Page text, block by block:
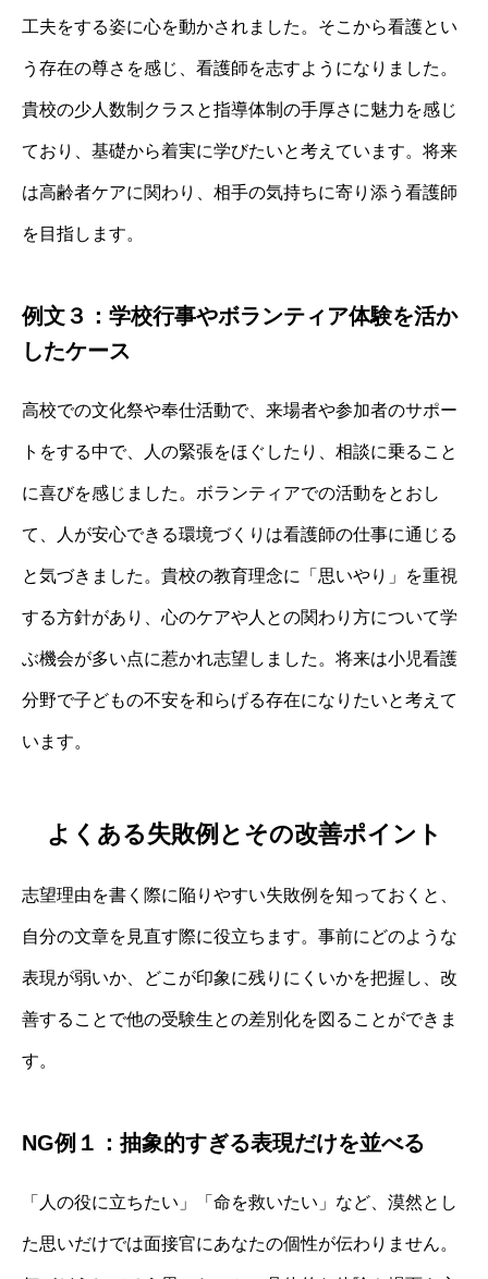
工夫をする姿に心を動かされました。そこから看護とい
う存在の尊さを感じ、看護師を志すようになりました。
貴校の少人数制クラスと指導体制の手厚さに魅力を感じ
ており、基礎から着実に学びたいと考えています。将来
は高齢者ケアに関わり、相手の気持ちに寄り添う看護師
を目指します。
例文３：学校行事やボランティア体験を活か
したケース
高校での文化祭や奉仕活動で、来場者や参加者のサポー
トをする中で、人の緊張をほぐしたり、相談に乗ること
に喜びを感じました。ボランティアでの活動をとおし
て、人が安心できる環境づくりは看護師の仕事に通じる
と気づきました。貴校の教育理念に「思いやり」を重視
する方針があり、心のケアや人との関わり方について学
ぶ機会が多い点に惹かれ志望しました。将来は小児看護
分野で子どもの不安を和らげる存在になりたいと考えて
います。
よくある失敗例とその改善ポイント
志望理由を書く際に陥りやすい失敗例を知っておくと、
自分の文章を見直す際に役立ちます。事前にどのような
表現が弱いか、どこが印象に残りにくいかを把握し、改
善することで他の受験生との差別化を図ることができま
す。
NG例１：抽象的すぎる表現だけを並べる
「人の役に立ちたい」「命を救いたい」など、漠然とし
た思いだけでは面接官にあなたの個性が伝わりません。